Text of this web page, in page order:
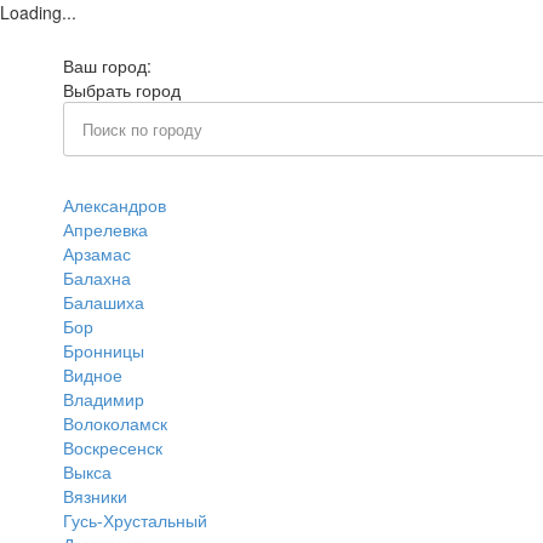
Loading...
Ваш город:
Выбрать город
Александров
Апрелевка
Арзамас
Балахна
Балашиха
Бор
Бронницы
Видное
Владимир
Волоколамск
Воскресенск
Выкса
Вязники
Гусь-Хрустальный